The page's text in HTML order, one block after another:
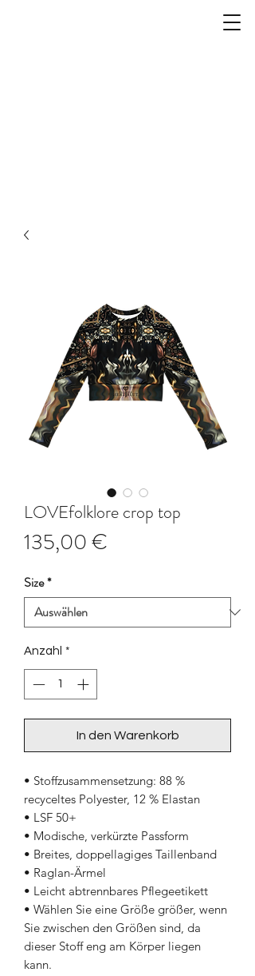
LOVEfolklore crop top
135,00 €
Size*
Anzahl *
In den Warenkorb
• Stoffzusammensetzung: 88 %
recyceltes Polyester, 12 % Elastan
• LSF 50+
• Modische, verkürzte Passform
• Breites, doppellagiges Taillenband
• Raglan-Ärmel
• Leicht abtrennbares Pflegeetikett
• Wählen Sie eine Größe größer, wenn
Sie zwischen den Größen sind, da
dieser Stoff eng am Körper liegen
kann.